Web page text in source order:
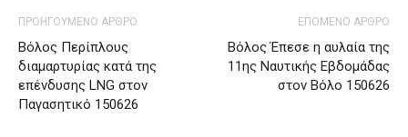
ΠΡΟΗΓΟΥΜΕΝΟ ΑΡΘΡΟ
Βόλος Περίπλους
διαμαρτυρίας κατά της
επένδυσης LNG στον
Παγασητικό 150626
ΕΠΟΜΕΝΟ ΑΡΘΡΟ
Βόλος Έπεσε η αυλαία της
11ης Ναυτικής Εβδομάδας
στον Βόλο 150626